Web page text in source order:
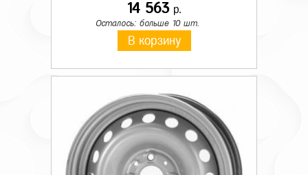
14 563р.
Осталось: больше 10 шт.
В корзину